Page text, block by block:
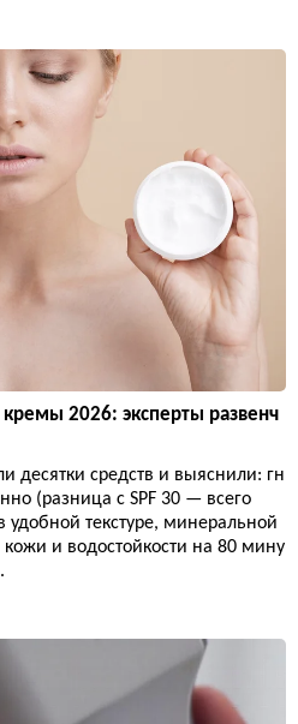
2026: эксперты развенч
десятки средств и выяснили: гн
(разница с SPF 30 — всего
текстуре, минеральной
кожи и водостойкости на 80 мину